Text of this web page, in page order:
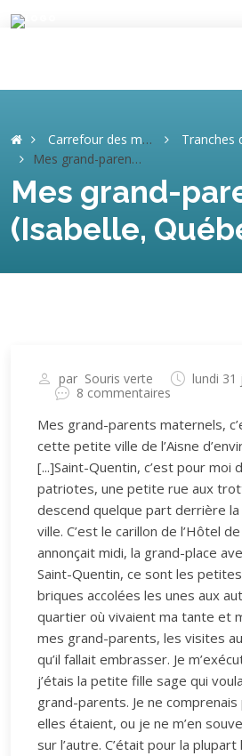
Carrefour des mémoires
Tranches
Mes grand-parents (Isabelle, Québec)
Mes grand-
(Isabelle,
par Souris verte
lundi 31
8 commentaires
Mes grand-parents maternels,
cette petite ville de l’Aisne
[...]Saint-Quentin, c’est pour moi
patriotes, une petite rue aux
descend quelque part derrière la
ville. C’est le carillon de l’Hôtel
annonçait midi, la grand-place
Saint-Quentin, ce sont les
briques accolées les unes aux
quartier où vivaient ma tante et
mes grand-parents, les visites
qu’il fallait embrasser. Je
j’étais la petite fille sage qui
grand-parents. Je ne
elles étaient, ou je ne m’en
sur l’autre. C’était pour la plupart